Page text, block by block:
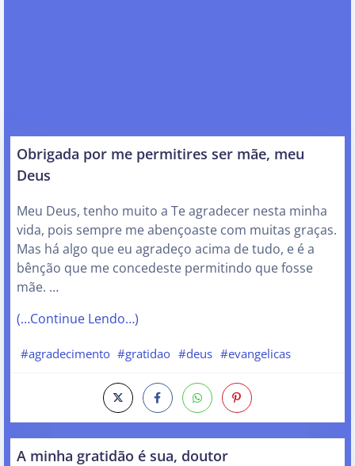
Obrigada por me permitires ser mãe, meu
Deus
Meu Deus, tenho muito a Te agradecer nesta minha
vida, pois sempre me abençoaste com muitas graças.
Mas há algo que eu agradeço acima de tudo, e é a
bênção que me concedeste permitindo que fosse
mãe. …
(…Continue Lendo…)
#agradecimento #gratidao #deus #evangelicas
A minha gratidão é sua, doutor